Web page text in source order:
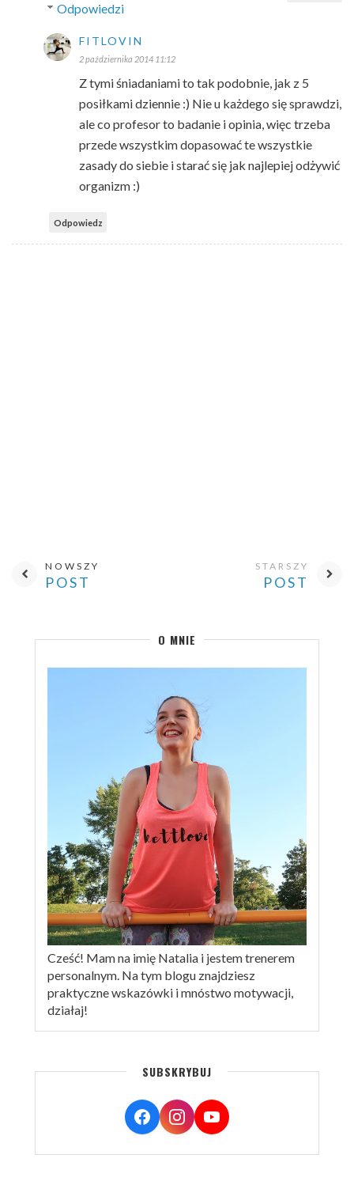
Odpowiedzi
FITLOVIN
2 października 2014 11:12
Z tymi śniadaniami to tak podobnie, jak z 5
posiłkami dziennie :) Nie u każdego się sprawdzi,
ale co profesor to badanie i opinia, więc trzeba
przede wszystkim dopasować te wszystkie
zasady do siebie i starać się jak najlepiej odżywić
organizm :)
Odpowiedz
NOWSZY
POST
STARSZY
POST
O MNIE
Cześć! Mam na imię Natalia i jestem trenerem
personalnym. Na tym blogu znajdziesz
praktyczne wskazówki i mnóstwo motywacji,
działaj!
SUBSKRYBUJ